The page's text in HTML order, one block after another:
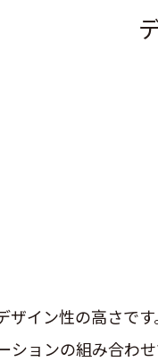
イン性の高さです
ションの組み合わ